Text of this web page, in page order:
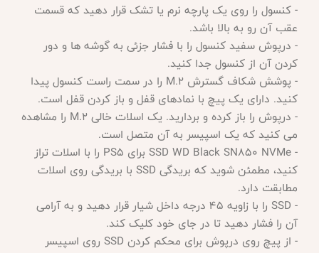
- کنسول را روی یک پارچه نرم یا تشک قرار دهید که قسمت
عقب آن رو به بالا باشد.
- درپوش سفید کنسول را با فشار جزئی به گوشه ها و دور
کردن آن از کنسول جدا کنید.
- پوشش شکاف گسترش M.2 را در سمت راست کنسول پیدا
کنید. دارای یک پیچ با نمادهای قفل و باز کردن قفل است.
- درپوش را باز کرده و بردارید. یک اسلات خالی M.2 را مشاهده
می کنید که یک اسپیسر به آن متصل است.
- SSD WD Black SN850 NVMe برای PS5 را با اسلات تراز
کنید، مطمئن شوید که بریدگی SSD با بریدگی روی اسلات
مطابقت دارد.
- SSD را با زاویه 45 درجه داخل شیار قرار دهید و به آرامی
آن را فشار دهید تا در جای خود کلیک کند.
- از پیچ روی درپوش برای محکم کردن SSD روی اسپیسر